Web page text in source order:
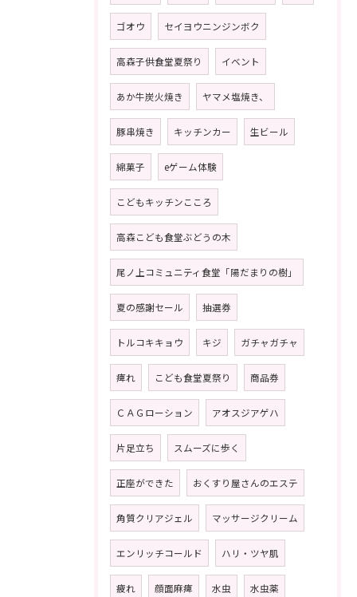
ゴオウ セイヨウニンジンボク
高森子供食堂夏祭り イベント
あか牛炭火焼き ヤマメ塩焼き、
豚串焼き キッチンカー 生ビール
綿菓子 eゲーム体験
こどもキッチンこころ
高森こども食堂ぶどうの木
尾ノ上コミュニティ食堂「陽だまりの樹」
夏の感謝セール 抽選券
トルコキキョウ キジ ガチャガチャ
痺れ こども食堂夏祭り 商品券
ＣＡＧローション アオスジアゲハ
片足立ち スムーズに歩く
正座ができた おくすり屋さんのエステ
角質クリアジェル マッサージクリーム
エンリッチコールド ハリ・ツヤ肌
疲れ 顔面麻痺 水虫 水虫薬